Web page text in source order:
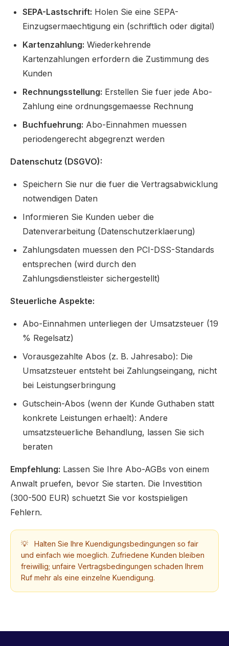
SEPA-Lastschrift: Holen Sie eine SEPA-
Einzugsermaechtigung ein (schriftlich oder digital)
Kartenzahlung: Wiederkehrende
Kartenzahlungen erfordern die Zustimmung des
Kunden
Rechnungsstellung: Erstellen Sie fuer jede Abo-
Zahlung eine ordnungsgemaesse Rechnung
Buchfuehrung: Abo-Einnahmen muessen
periodengerecht abgegrenzt werden
Datenschutz (DSGVO):
Speichern Sie nur die fuer die Vertragsabwicklung
notwendigen Daten
Informieren Sie Kunden ueber die
Datenverarbeitung (Datenschutzerklaerung)
Zahlungsdaten muessen den PCI-DSS-Standards
entsprechen (wird durch den
Zahlungsdienstleister sichergestellt)
Steuerliche Aspekte:
Abo-Einnahmen unterliegen der Umsatzsteuer (19
% Regelsatz)
Vorausgezahlte Abos (z. B. Jahresabo): Die
Umsatzsteuer entsteht bei Zahlungseingang, nicht
bei Leistungserbringung
Gutschein-Abos (wenn der Kunde Guthaben statt
konkrete Leistungen erhaelt): Andere
umsatzsteuerliche Behandlung, lassen Sie sich
beraten
Empfehlung: Lassen Sie Ihre Abo-AGBs von einem
Anwalt pruefen, bevor Sie starten. Die Investition
(300-500 EUR) schuetzt Sie vor kostspieligen
Fehlern.
💡
Halten Sie Ihre Kuendigungsbedingungen so fair
und einfach wie moeglich. Zufriedene Kunden bleiben
freiwillig; unfaire Vertragsbedingungen schaden Ihrem
Ruf mehr als eine einzelne Kuendigung.